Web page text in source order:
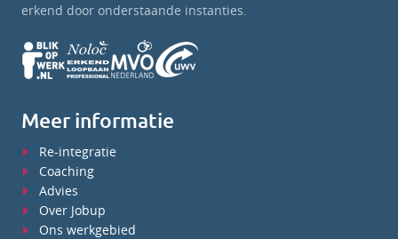
erkend door onderstaande instanties.
Meer informatie
Re-integratie
Coaching
Advies
Over Jobup
Ons werkgebied